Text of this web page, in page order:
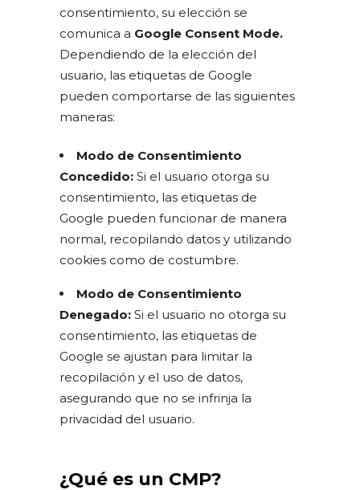
consentimiento, su elección se
comunica a Google Consent Mode.
Dependiendo de la elección del
usuario, las etiquetas de Google
pueden comportarse de las siguientes
maneras:
Modo de Consentimiento
Concedido: Si el usuario otorga su
consentimiento, las etiquetas de
Google pueden funcionar de manera
normal, recopilando datos y utilizando
cookies como de costumbre.
Modo de Consentimiento
Denegado: Si el usuario no otorga su
consentimiento, las etiquetas de
Google se ajustan para limitar la
recopilación y el uso de datos,
asegurando que no se infrinja la
privacidad del usuario.
¿Qué es un CMP?